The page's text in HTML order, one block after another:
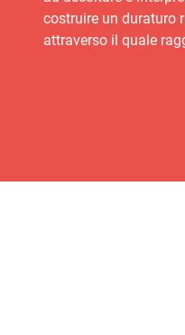
costruire un duraturo
attraverso il quale